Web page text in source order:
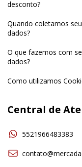
desconto?
Quando coletamos
dados?
O que fazemos com
dados?
Como utilizamos
Central de
5521966483383